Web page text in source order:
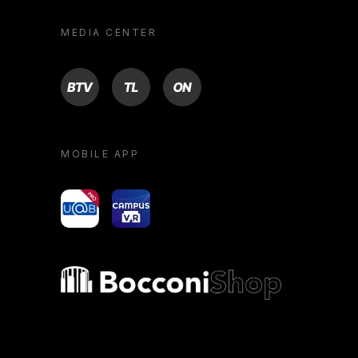
MEDIA CENTER
BTV TL ON
MOBILE APP
yoU@B Campus VR
Bocconi shop